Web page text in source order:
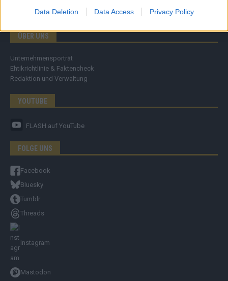
Data Deletion Data Access Privacy Policy
ÜBER UNS
Unternehmensporträt
Ehtikrichtlinie & Faktencheck
Redaktion und Verwaltung
YOUTUBE
FLASH auf YouTube
FOLGE UNS
Facebook
Bluesky
Tumblr
Threads
Instagram
Mastodon